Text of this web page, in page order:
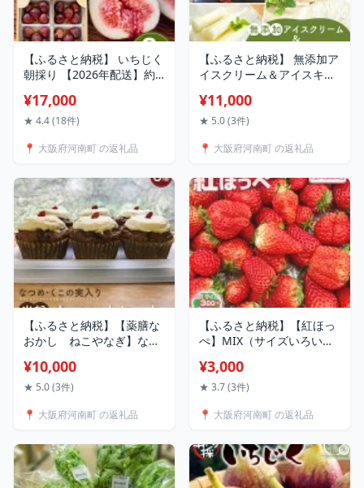
【ふるさと納税】 いちじく
朝採り 【2026年配送】約
ルーツ くだもの 果物 果実
朝採れ 新鮮 ジューシー 甘
べ比べ 旬 冷蔵配送 季節限
送 河南町産 大阪 特産品 送
料無料 大阪府 No.141
¥17,000
★ 4.4 (18件)
📍 大阪府河南町 の返礼品
【ふるさと納税】 無添加ア
イスクリーム＆アイスキャ
治金時 ミルク 濃厚 濃厚 ま
ろやか こだわりアイス 高
たいお菓子 アイス ふるさ
り寄せ アイスキャンデー
夏のスイーツ 送料無料 大
阪府 No.129
¥11,000
★ 5.0 (3件)
📍 大阪府河南町 の返礼品
【ふるさと納税】【薬膳な
おかし ねこやなぎ】なつ
ャロットケーキ ／ スイー
ツ おかし にんじん 詰め合
感 手土産 おやつ 冷凍デザ
材感 食べ比べ プレゼント
ギフト 送料無料 大阪府
No.353
¥10,000
★ 5.0 (3件)
📍 大阪府河南町 の返礼品
【ふるさと納税】【紅ほっ
ぺ】MIX（サイズいろい
ほっぺ いちご イチゴ 苺 甘
酸っぱい 香り苺 手土産 お
比べ デザート 果物 フルー
ス サイズ混合 サイズいろ
いろ 河南町産 送料無料 大
阪府 No.256
¥3,000
★ 3.7 (3件)
📍 大阪府河南町 の返礼品